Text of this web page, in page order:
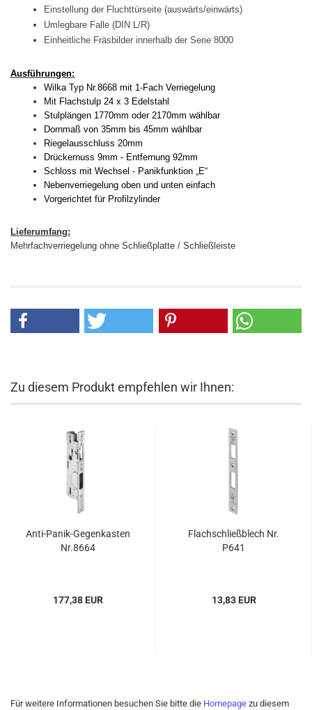
Einstellung der Fluchttürseite (auswärts/einwärts)
Umlegbare Falle (DIN L/R)
Einheitliche Fräsbilder innerhalb der Serie 8000
Ausführungen:
Wilka Typ Nr.8668 mit 1-Fach Verriegelung
Mit Flachstulp 24 x 3 Edelstahl
Stulplängen 1770mm oder 2170mm wählbar
Dornmaß von 35mm bis 45mm wählbar
Riegelausschluss 20mm
Drückernuss 9mm - Entfernung 92mm
Schloss mit Wechsel - Panikfunktion „E“
Nebenverriegelung oben und unten einfach
Vorgerichtet für Profilzylinder
Lieferumfang:
Mehrfachverriegelung ohne Schließplatte / Schließleiste
Zu diesem Produkt empfehlen wir Ihnen:
Anti-​Panik-​Gegenkasten
Nr.8664
177,38 EUR
Flach­schließ­blech Nr.
P641
13,83 EUR
Für weitere Informationen besuchen Sie bitte die Homepage zu diesem